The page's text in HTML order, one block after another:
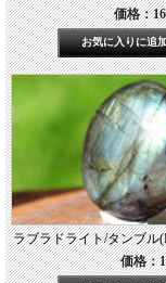
価格：
ラブラドライト/タンブル
価格：